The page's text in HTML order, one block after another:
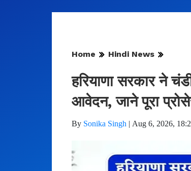
Home Hindi News
हरियाणा सरकार ने
आवेदन, जाने पूरा
By Sonika Singh | Aug 6, 2026,